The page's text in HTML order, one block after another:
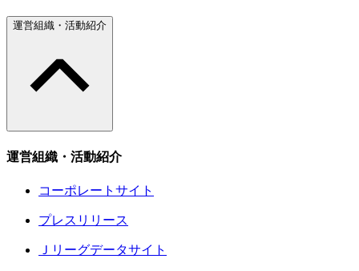
運営組織・活動紹介
運営組織・活動紹介
コーポレートサイト
プレスリリース
Ｊリーグデータサイト